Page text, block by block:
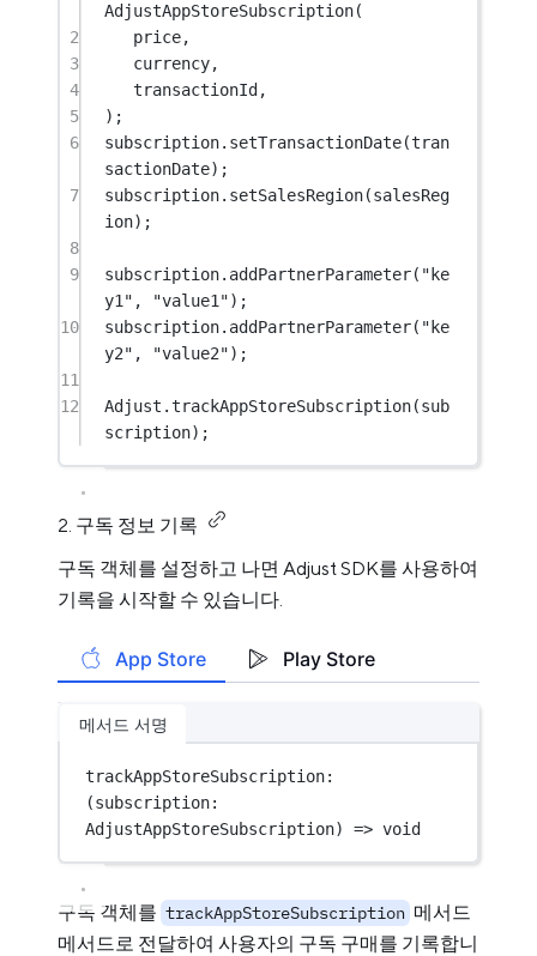
AdjustAppStoreSubscription(
2
price,
3
currency,
4
transactionId,
5
);
6
subscription. setTransactionDate(tran
sactionDate);
7
subscription. setSalesRegion(salesReg
ion);
8
9
subscription. addPartnerParameter( "ke
y1" , "value1");
10
subscription. addPartnerParameter( "ke
y2" , "value2");
11
12
Adjust.trackAppStoreSubscription(sub
scription);
2. 구독 정보 기록
구독 객체를 설정하고 나면 Adjust SDK를 사용하여
기록을 시작할 수 있습니다.
App Store Play Store
메서드 서명
trackAppStoreSubscription:
(subscription:
AdjustAppStoreSubscription) => void
구독 객체를 trackAppStoreSubscription 메서드
메서드로 전달하여 사용자의 구독 구매를 기록합니